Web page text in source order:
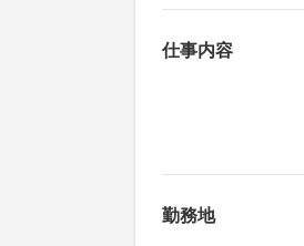
仕事内容
勤務地